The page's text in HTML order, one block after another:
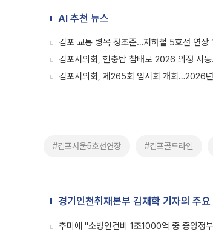
AI 추천 뉴스
김포 교통 병목 정조준…지하철 5호선 연장
김포시의회, 현충탑 참배로 2026 의정 시
김포시의회, 제265회 임시회 개회…2026
#김포서울5호선연장 #김포골드라인
경기인천취재본부 김재학 기자의 주요
추미애 "소방인건비 1조1000억 중 중앙정